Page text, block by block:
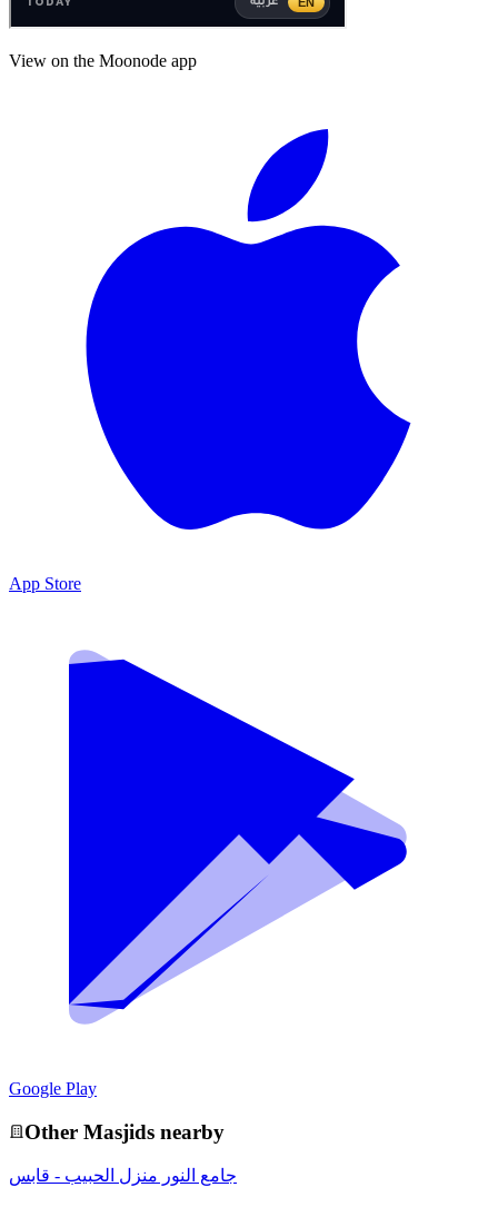
View on the Moonode app
App Store
Google Play
Other Masjids nearby
جامع النور منزل الحبيب - قابس